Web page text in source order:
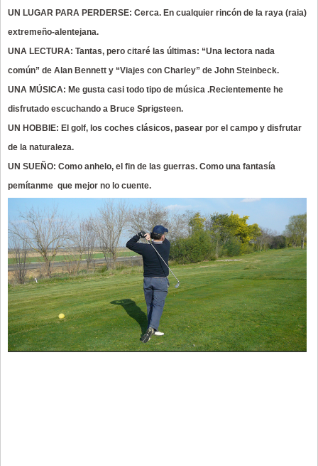
UN LUGAR PARA PERDERSE: Cerca. En cualquier rincón de la raya (raia)
extremeño-alentejana.
UNA LECTURA: Tantas, pero citaré las últimas: “Una lectora nada
común” de Alan Bennett y “Viajes con Charley” de John Steinbeck.
UNA MÚSICA: Me gusta casi todo tipo de música .Recientemente he
disfrutado escuchando a Bruce Sprigsteen.
UN HOBBIE: El golf, los coches clásicos, pasear por el campo y disfrutar
de la naturaleza.
UN SUEÑO: Como anhelo, el fin de las guerras. Como una fantasía
pemítanme que mejor no lo cuente.